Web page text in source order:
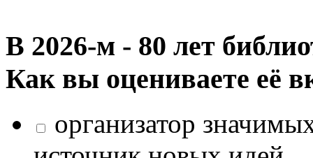
В 2026‑м - 80 лет
Как вы оцениваете её
организатор